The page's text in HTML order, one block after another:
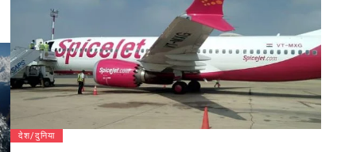
देश/दुनिया